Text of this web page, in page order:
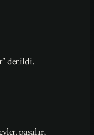
denildi.
paşalar,